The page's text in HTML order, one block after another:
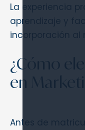
La experiencia
aprendizaje y
incorporación al
¿Cómo
en
Antes de